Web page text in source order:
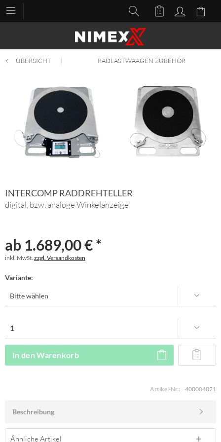
ÜBERSICHT RADLASTWAAGEN ZUBEHÖR
INTERCOMP RADDREHTELLER
digital, bzw. analoge Winkelanzeige
ab 1.689,00 € *
inkl. MwSt. zzgl. Versandkosten
Variante:
In den Warenkorb
Artikel-Nr.: 400004021
Beschreibung
Ähnliche Artikel